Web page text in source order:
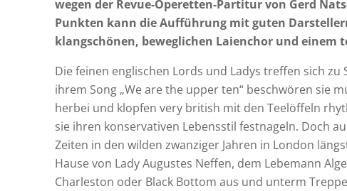
wegen der Revue-Operetten-Partitur von Gerd
Punkten kann die Aufführung mit guten
klangschönen, beweglichen Laienchor und einem
Die feinen englischen Lords und Ladys treffen sich
ihrem Song „We are the upper ten“ beschwören sie
herbei und klopfen very british mit den Teelöffeln
sie ihren konservativen Lebensstil festnageln. Doch
Zeiten in den wilden zwanziger Jahren in London
Hause von Lady Augustes Neffen, dem Lebemann
Charleston oder Black Bottom aus und unterm